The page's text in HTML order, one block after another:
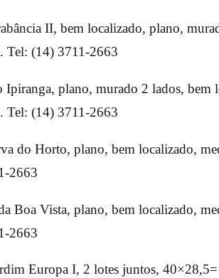
II, bem localizado, plano,
Tel: (14) 3711-2663
Ipiranga, plano, murado 2 lados, bem
Tel: (14) 3711-2663
do Horto, plano, bem localizado,
2663
Boa Vista, plano, bem localizado,
2663
Europa I, 2 lotes juntos,